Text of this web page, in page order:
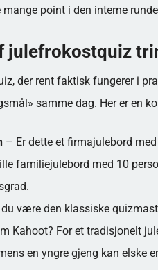
point i den interne
julefrokostquiz
der rent faktisk fungerer i
samme dag. Her er en
– Er dette et firmajulebord
familiejulebord med 10
være den klassiske
Kahoot? For et tradisjonelt
en yngre gjeng kan elske